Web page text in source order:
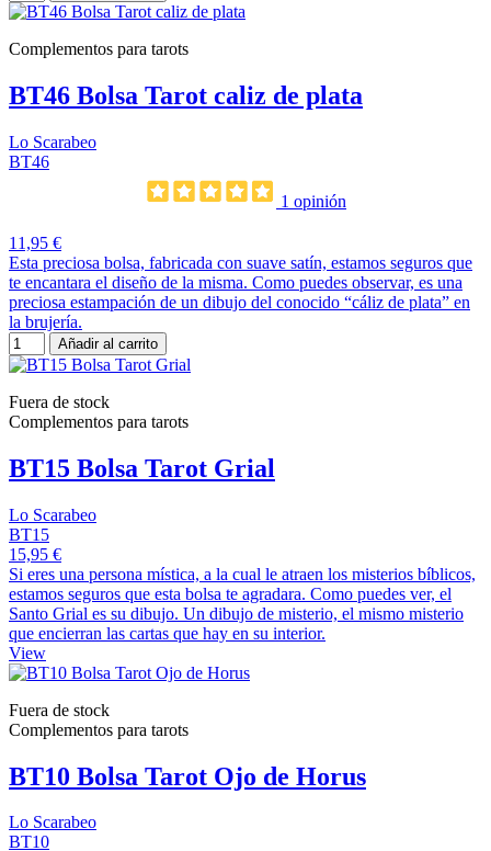
Complementos para tarots
BT46 Bolsa Tarot caliz de plata
Lo Scarabeo
BT46
1 opinión
11,95 €
Esta preciosa bolsa, fabricada con suave satín, estamos seguros que
te encantara el diseño de la misma. Como puedes observar, es una
preciosa estampación de un dibujo del conocido “cáliz de plata” en
la brujería.
Añadir al carrito
Fuera de stock
Complementos para tarots
BT15 Bolsa Tarot Grial
Lo Scarabeo
BT15
15,95 €
Si eres una persona mística, a la cual le atraen los misterios bíblicos,
estamos seguros que esta bolsa te agradara. Como puedes ver, el
Santo Grial es su dibujo. Un dibujo de misterio, el mismo misterio
que encierran las cartas que hay en su interior.
View
Fuera de stock
Complementos para tarots
BT10 Bolsa Tarot Ojo de Horus
Lo Scarabeo
BT10